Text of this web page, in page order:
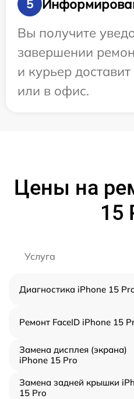
5
Вы получите
завершении
и курьер
или в офис.
Цены на
15
Услуга
Диагностика iPhone 15
Ремонт FaceID iPhone 15
Замена дисплея (экрана)
iPhone 15 Pro
Замена задней крышки
15 Pro